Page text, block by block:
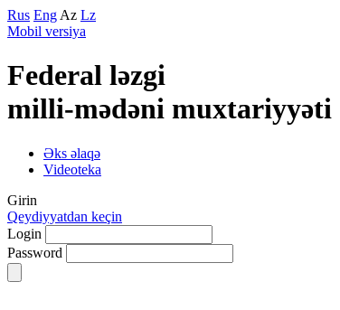
Rus Eng Az Lz
Mobil versiya
Federal lәzgi
milli-mәdәni muxtariyyәti
Əks əlaqə
Videoteka
Girin
Qeydiyyatdan keçin
Login
Password